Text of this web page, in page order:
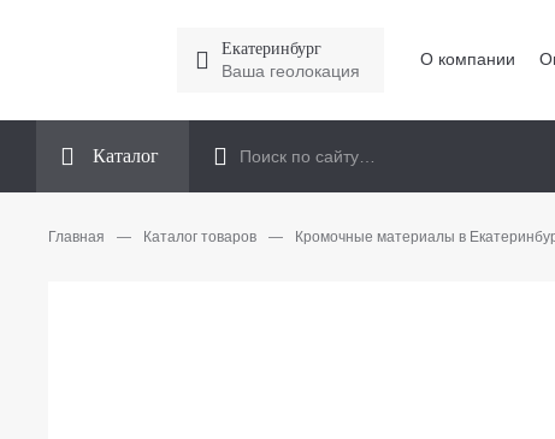
Екатеринбург
Ваша геолокация
О компании
Каталог
Главная — Каталог товаров — Кромочные материалы в